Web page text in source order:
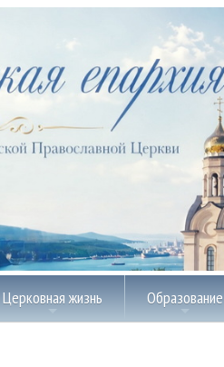
Церковная жизнь Образование